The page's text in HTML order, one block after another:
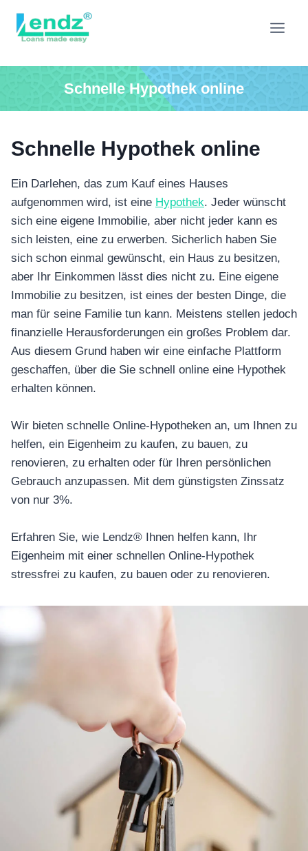
Inhalt
springen
Schnelle Hypothek online
Schnelle Hypothek online
Ein Darlehen, das zum Kauf eines Hauses
aufgenommen wird, ist eine Hypothek. Jeder wünscht
sich eine eigene Immobilie, aber nicht jeder kann es
sich leisten, eine zu erwerben. Sicherlich haben Sie
sich schon einmal gewünscht, ein Haus zu besitzen,
aber Ihr Einkommen lässt dies nicht zu. Eine eigene
Immobilie zu besitzen, ist eines der besten Dinge, die
man für seine Familie tun kann. Meistens stellen jedoch
finanzielle Herausforderungen ein großes Problem dar.
Aus diesem Grund haben wir eine einfache Plattform
geschaffen, über die Sie schnell online eine Hypothek
erhalten können.
Wir bieten schnelle Online-Hypotheken an, um Ihnen zu
helfen, ein Eigenheim zu kaufen, zu bauen, zu
renovieren, zu erhalten oder für Ihren persönlichen
Gebrauch anzupassen. Mit dem günstigsten Zinssatz
von nur 3%.
Erfahren Sie, wie Lendz® Ihnen helfen kann, Ihr
Eigenheim mit einer schnellen Online-Hypothek
stressfrei zu kaufen, zu bauen oder zu renovieren.